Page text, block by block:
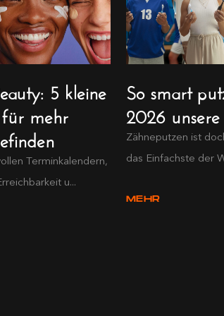
5 kleine
mehr
Terminkalendern,
u...
So smart
2026
Zähneputzen ist
das Einfachste der
MEHR